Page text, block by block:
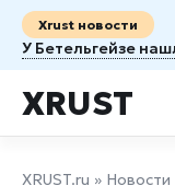
Xrust новости
XRUST
XRUST.ru » Новости